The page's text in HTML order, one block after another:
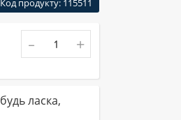
Код продукту: 115511
- +
ласка,